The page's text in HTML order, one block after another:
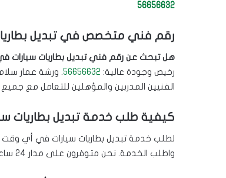
56656632
رقم فني متخصص في تبديل
هل تبحث عن رقم فني تبديل بطاريات سيارات
رخيص وجودة عالية: 56656632. ورشة عمار
الفنيين المدربين والمؤهلين للتعامل مع جميع
كيفية طلب خدمة تبديل بطاريات
لطلب خدمة تبديل بطاريات سيارات في أي
واطلب الخدمة. نحن متوفرون على مدار 24 ساعة ونحرص على تلبية طلبات عملائنا في أسرع وقت ممكن.